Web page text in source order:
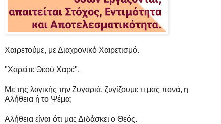
Χαιρετούμε, με Διαχρονικό Χαιρετισμό.
"Χαρείτε Θεού Χαρά".
Με της λογικής την Ζυγαριά, ζυγίζουμε τι μας πονά, η
Αλήθεια ή το Ψέμα;
Αλήθεια είναι ότι μας Διδάσκει ο Θεός.